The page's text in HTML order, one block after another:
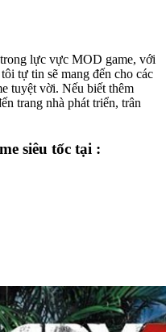
game, hãy bấm vào đây